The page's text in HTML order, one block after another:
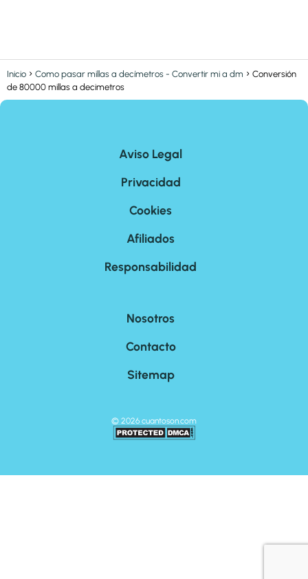
Inicio Como pasar millas a decímetros - Convertir mi a dm
Conversión
de 80000 millas a decimetros
Aviso Legal
Privacidad
Cookies
Afiliados
Responsabilidad
Nosotros
Contacto
Sitemap
© 2026 cuantoson.com